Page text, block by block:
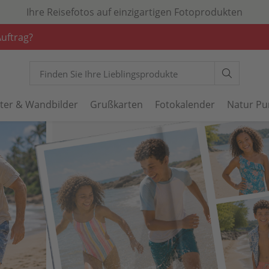
Ihre Reisefotos auf einzigartigen Fotoprodukten
& Wandbilder Grußkarten Fotokalender Natur